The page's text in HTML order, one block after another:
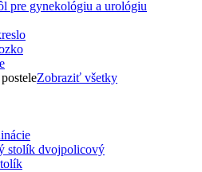
Zobraziť všetky